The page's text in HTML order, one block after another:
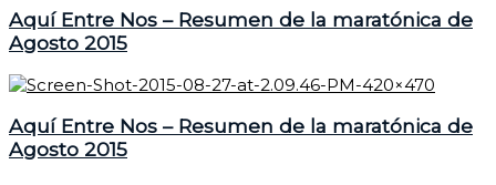
Aquí Entre Nos – Resumen de la maratónica de
Agosto 2015
Aquí Entre Nos – Resumen de la maratónica de
Agosto 2015